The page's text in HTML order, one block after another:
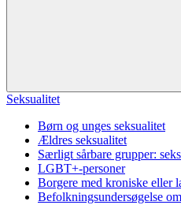
Seksualitet
Børn og unges seksualitet
Ældres seksualitet
Særligt sårbare grupper:
LGBT+-personer
Borgere med kroniske eller
Befolknings­undersøgelse